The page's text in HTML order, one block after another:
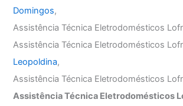
Domingos,
Assistência Técnica Eletrodomésticos
Assistência Técnica Eletrodomésticos
Leopoldina,
Assistência Técnica Eletrodomésticos
Assistência Técnica Eletrodomésticos